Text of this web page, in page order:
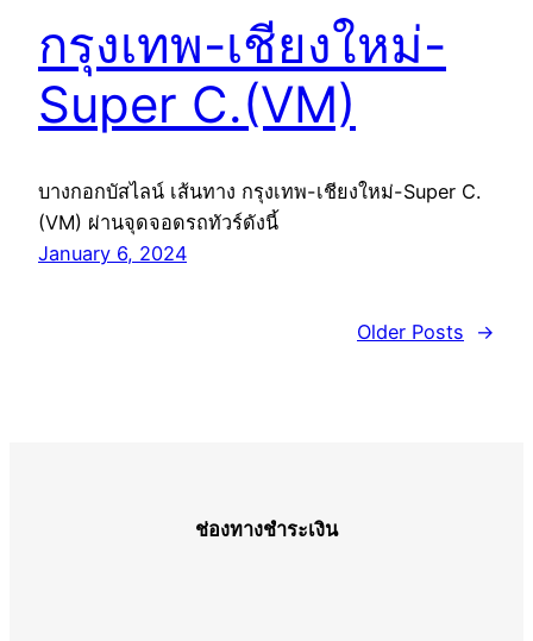
กรุงเทพ-เชียงใหม่-
Super C.(VM)
บางกอกบัสไลน์ เส้นทาง กรุงเทพ-เชียงใหม่-Super C.
(VM) ผ่านจุดจอดรถทัวร์ดังนี้
January 6, 2024
Older Posts →
ช่องทางชำระเงิน